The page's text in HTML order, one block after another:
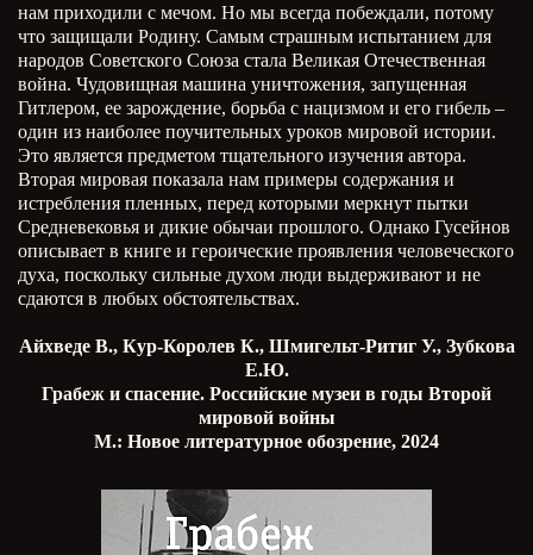
нам приходили с мечом. Но мы всегда побеждали, потому
что защищали Родину. Самым страшным испытанием для
народов Советского Союза стала Великая Отечественная
война. Чудовищная машина уничтожения, запущенная
Гитлером, ее зарождение, борьба с нацизмом и его гибель –
один из наиболее поучительных уроков мировой истории.
Это является предметом тщательного изучения автора.
Вторая мировая показала нам примеры содержания и
истребления пленных, перед которыми меркнут пытки
Средневековья и дикие обычаи прошлого. Однако Гусейнов
описывает в книге и героические проявления человеческого
духа, поскольку сильные духом люди выдерживают и не
сдаются в любых обстоятельствах.
Айхведе В., Кур-Королев К., Шмигельт-Ритиг У., Зубкова
Е.Ю.
Грабеж и спасение. Российские музеи в годы Второй
мировой войны
М.: Новое литературное обозрение, 2024